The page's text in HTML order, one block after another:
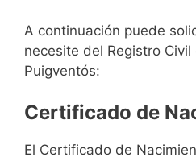
A continuación puede
necesite del Registro
Puigventós:
Certificado de
El Certificado de